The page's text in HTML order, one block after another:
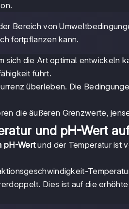
Bereich von
fortpflanzen kann.
sich die Art optimal entwickeln
führt.
überleben. Die
die äußeren Grenzwerte,
und pH-Wert
pH-Wertund der Temperatur ist
Dies ist auf die